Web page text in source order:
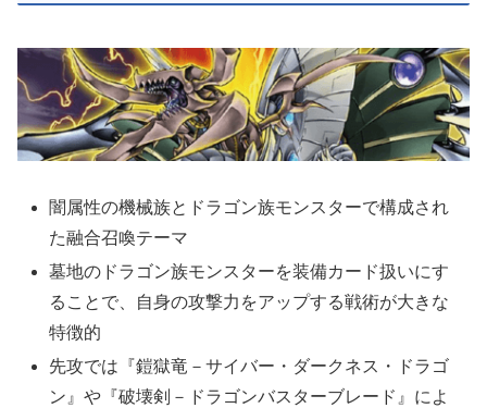
闇属性の機械族とドラゴン族モンスターで構成され
た融合召喚テーマ
墓地のドラゴン族モンスターを装備カード扱いにす
ることで、自身の攻撃力をアップする戦術が大きな
特徴的
先攻では『鎧獄竜－サイバー・ダークネス・ドラゴ
ン』や『破壊剣－ドラゴンバスターブレード』によ